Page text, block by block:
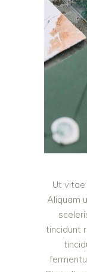
Ut
Aliquam
tincidunt